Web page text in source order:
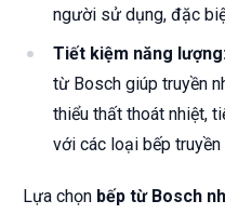
người sử dụng, đặc
Tiết kiệm năng
từ Bosch giúp truyền
thiểu thất thoát nhiệt,
với các loại bếp truyền
Lựa chọn bếp từ Bosch